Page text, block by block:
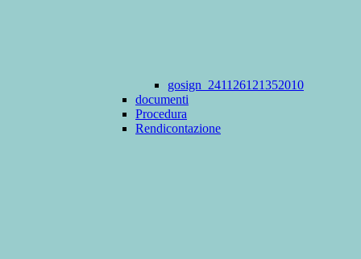
gosign_241126121352010
documenti
Procedura
Rendicontazione